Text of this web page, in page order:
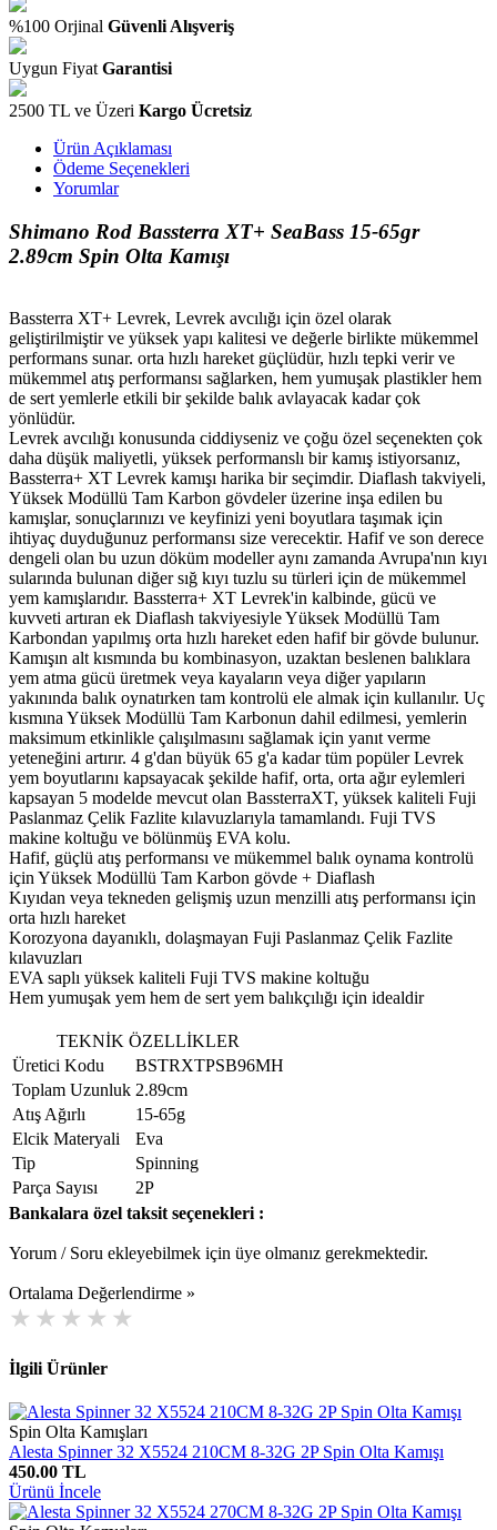
%100 Orjinal Güvenli Alışveriş
Uygun Fiyat Garantisi
2500 TL ve Üzeri Kargo Ücretsiz
Ürün Açıklaması
Ödeme Seçenekleri
Yorumlar
Shimano Rod Bassterra XT+ SeaBass 15-65gr
2.89cm Spin Olta Kamışı
Bassterra XT+ Levrek, Levrek avcılığı için özel olarak
geliştirilmiştir ve yüksek yapı kalitesi ve değerle birlikte mükemmel
performans sunar. orta hızlı hareket güçlüdür, hızlı tepki verir ve
mükemmel atış performansı sağlarken, hem yumuşak plastikler hem
de sert yemlerle etkili bir şekilde balık avlayacak kadar çok
yönlüdür.
Levrek avcılığı konusunda ciddiyseniz ve çoğu özel seçenekten çok
daha düşük maliyetli, yüksek performanslı bir kamış istiyorsanız,
Bassterra+ XT Levrek kamışı harika bir seçimdir. Diaflash takviyeli,
Yüksek Modüllü Tam Karbon gövdeler üzerine inşa edilen bu
kamışlar, sonuçlarınızı ve keyfinizi yeni boyutlara taşımak için
ihtiyaç duyduğunuz performansı size verecektir. Hafif ve son derece
dengeli olan bu uzun döküm modeller aynı zamanda Avrupa'nın kıyı
sularında bulunan diğer sığ kıyı tuzlu su türleri için de mükemmel
yem kamışlarıdır. Bassterra+ XT Levrek'in kalbinde, gücü ve
kuvveti artıran ek Diaflash takviyesiyle Yüksek Modüllü Tam
Karbondan yapılmış orta hızlı hareket eden hafif bir gövde bulunur.
Kamışın alt kısmında bu kombinasyon, uzaktan beslenen balıklara
yem atma gücü üretmek veya kayaların veya diğer yapıların
yakınında balık oynatırken tam kontrolü ele almak için kullanılır. Uç
kısmına Yüksek Modüllü Tam Karbonun dahil edilmesi, yemlerin
maksimum etkinlikle çalışılmasını sağlamak için yanıt verme
yeteneğini artırır. 4 g'dan büyük 65 g'a kadar tüm popüler Levrek
yem boyutlarını kapsayacak şekilde hafif, orta, orta ağır eylemleri
kapsayan 5 modelde mevcut olan BassterraXT, yüksek kaliteli Fuji
Paslanmaz Çelik Fazlite kılavuzlarıyla tamamlandı. Fuji TVS
makine koltuğu ve bölünmüş EVA kolu.
Hafif, güçlü atış performansı ve mükemmel balık oynama kontrolü
için Yüksek Modüllü Tam Karbon gövde + Diaflash
Kıyıdan veya tekneden gelişmiş uzun menzilli atış performansı için
orta hızlı hareket
Korozyona dayanıklı, dolaşmayan Fuji Paslanmaz Çelik Fazlite
kılavuzları
EVA saplı yüksek kaliteli Fuji TVS makine koltuğu
Hem yumuşak yem hem de sert yem balıkçılığı için idealdir
TEKNİK ÖZELLİKLER
Üretici Kodu
BSTRXTPSB96MH
Toplam Uzunluk 2.89cm
Atış Ağırlı
15-65g
Elcik Materyali
Eva
Tip
Spinning
Parça Sayısı
2P
Bankalara özel taksit seçenekleri :
Yorum / Soru ekleyebilmek için üye olmanız gerekmektedir.
Ortalama Değerlendirme »
İlgili Ürünler
Spin Olta Kamışları
Alesta Spinner 32 X5524 210CM 8-32G 2P Spin Olta Kamışı
450.00 TL
Ürünü İncele